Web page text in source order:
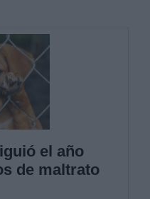
el año
de maltrato